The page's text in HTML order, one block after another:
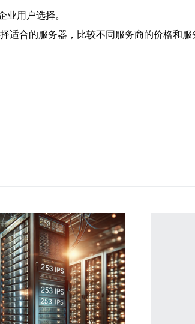
用户选择。
合的服务器，比较不同服务商的价格和服